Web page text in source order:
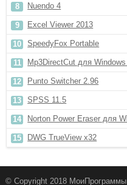
Nuendo 4
Excel Viewer 2013
SpeedyFox Portable
Mp3DirectCut для
Punto Switcher 2.96
SPSS 11.5
Norton Power Eraser для
DWG TrueView х32
© Copyright 2018 МоиПрограммы